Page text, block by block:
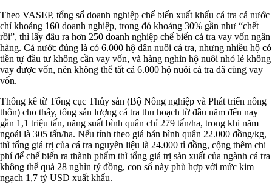
Theo VASEP, tổng số doanh nghiệp chế biến xuất khẩu cá tra cả nước
chỉ khoảng 160 doanh nghiệp, trong đó khoảng 30% gần như “chết
rồi”, thì lấy đâu ra hơn 250 doanh nghiệp chế biến cá tra vay vốn ngân
hàng. Cả nước đúng là có 6.000 hộ dân nuôi cá tra, nhưng nhiều hộ có
tiền tự đầu tư không cần vay vốn, và hàng nghìn hộ nuôi nhỏ lẻ không
vay được vốn, nên không thể tất cả 6.000 hộ nuôi cá tra đã cùng vay
vốn.
Thống kê từ Tổng cục Thủy sản (Bộ Nông nghiệp và Phát triển nông
thôn) cho thấy, tổng sản lượng cá tra thu hoạch từ đầu năm đến nay
gần 1,1 triệu tấn, năng suất bình quân chỉ 279 tấn/ha, trong khi năm
ngoái là 305 tấn/ha. Nếu tính theo giá bán bình quân 22.000 đồng/kg,
thì tổng giá trị của cá tra nguyên liệu là 24.000 tỉ đồng, cộng thêm chi
phí để chế biến ra thành phẩm thì tổng giá trị sản xuất của ngành cá tra
không thể quá 28 nghìn tỷ đồng, con số này phù hợp với mức kim
ngạch 1,7 tỷ USD xuất khẩu.